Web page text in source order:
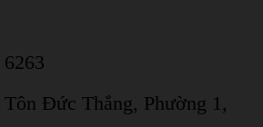
Tôn Đức Thắng, Phường 1,